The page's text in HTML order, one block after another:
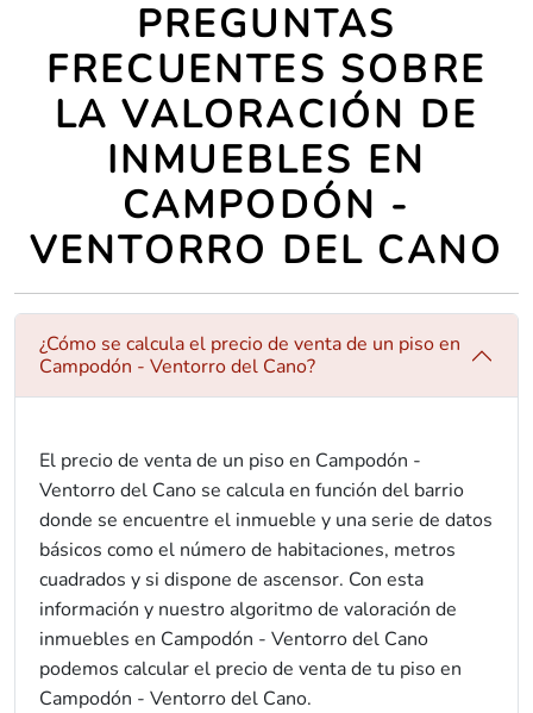
PREGUNTAS
FRECUENTES SOBRE
LA VALORACIÓN DE
INMUEBLES EN
CAMPODÓN -
VENTORRO DEL CANO
¿Cómo se calcula el precio de venta de un piso en
Campodón - Ventorro del Cano?
El precio de venta de un piso en Campodón -
Ventorro del Cano se calcula en función del barrio
donde se encuentre el inmueble y una serie de datos
básicos como el número de habitaciones, metros
cuadrados y si dispone de ascensor. Con esta
información y nuestro algoritmo de valoración de
inmuebles en Campodón - Ventorro del Cano
podemos calcular el precio de venta de tu piso en
Campodón - Ventorro del Cano.